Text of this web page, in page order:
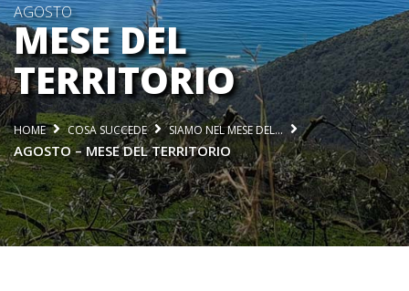
COSA FACCIAMO
AGRICOLTURA RIGENERATIVA
COSA SUCCEDE
CONTATTI
AGOSTO
MESE DEL
TERRITORIO
HOME COSA SUCCEDE SIAMO NEL MESE DEL…
AGOSTO – MESE DEL TERRITORIO